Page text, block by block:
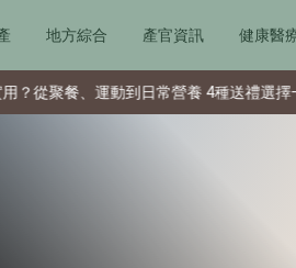
地方綜合 產官資訊 健康醫
餐、運動到日常營養 4種送禮選擇一次看